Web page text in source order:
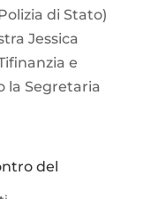
di Stato)
Jessica
e
la Segretaria
del